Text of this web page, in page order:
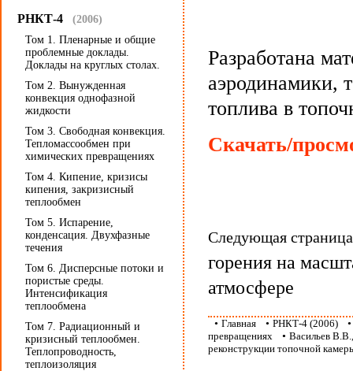
РНКТ-4 (2006)
Том 1. Пленарные и общие
проблемные доклады.
Доклады на круглых столах.
Том 2. Вынужденная
конвекция однофазной
жидкости
Том 3. Свободная конвекция.
Тепломассообмен при
химических превращениях
Том 4. Кипение, кризисы
кипения, закризисный
теплообмен
Том 5. Испарение,
конденсация. Двухфазные
течения
Том 6. Дисперсные потоки и
пористые среды.
Интенсификация
теплообмена
Том 7. Радиационный и
кризисный теплообмен.
Теплопроводность,
теплоизоляция
Разработана
аэродинамики,
топлива в
Скачать/
Следующая
горения на
атмосфере
• Главная • РНКТ-4 (2006)
превращениях • Васильев
реконструкции топочной